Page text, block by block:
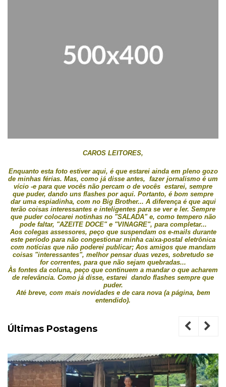
CAROS LEITORES,
Enquanto esta foto estiver aqui, é que estarei ainda em pleno gozo
de minhas férias. Mas, como já disse antes, fazer jornalismo é um
vício -e para que vocês não percam o de vocês estarei, sempre
que puder, dando uns flashes por aqui. Portanto, é bom sempre
dar uma espiadinha, com no Big Brother... A diferença é que aqui
terão coisas interessantes e inteligentes para se ver e ler. Sempre
que puder colocarei notinhas no "SALADA" e, como tempero não
pode faltar, "AZEITE DOCE" e "VINAGRE", para completar...
Aos colegas assessores, peço que suspendam os e-mails durante
este período para não congestionar minha caixa-postal eletrônica
com notícias que não poderei publicar; Aos amigos que mandam
coisas "interessantes", melhor pensar duas vezes, sobretudo se
for correntes, para que não sejam quebradas...
Às fontes da coluna, peço que continuem a mandar o que acharem
de relevância. Como já disse, estarei dando flashes sempre que
puder.
Até breve, com mais novidades e de cara nova (a página, bem
entendido).
Últimas Postagens